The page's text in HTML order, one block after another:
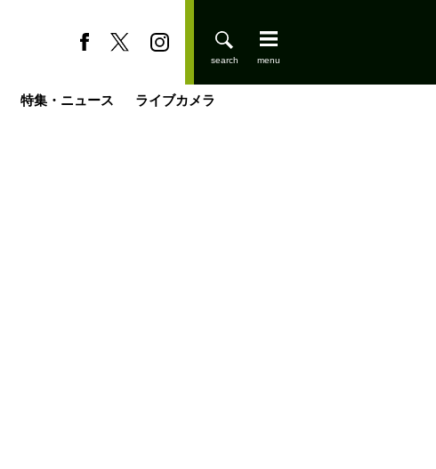
特集・ニュース ライブカメラ